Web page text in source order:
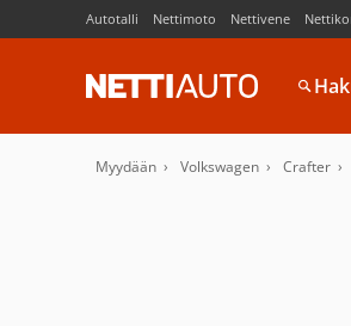
Autotalli Nettimoto Nettivene
Myydään Volkswagen Crafter